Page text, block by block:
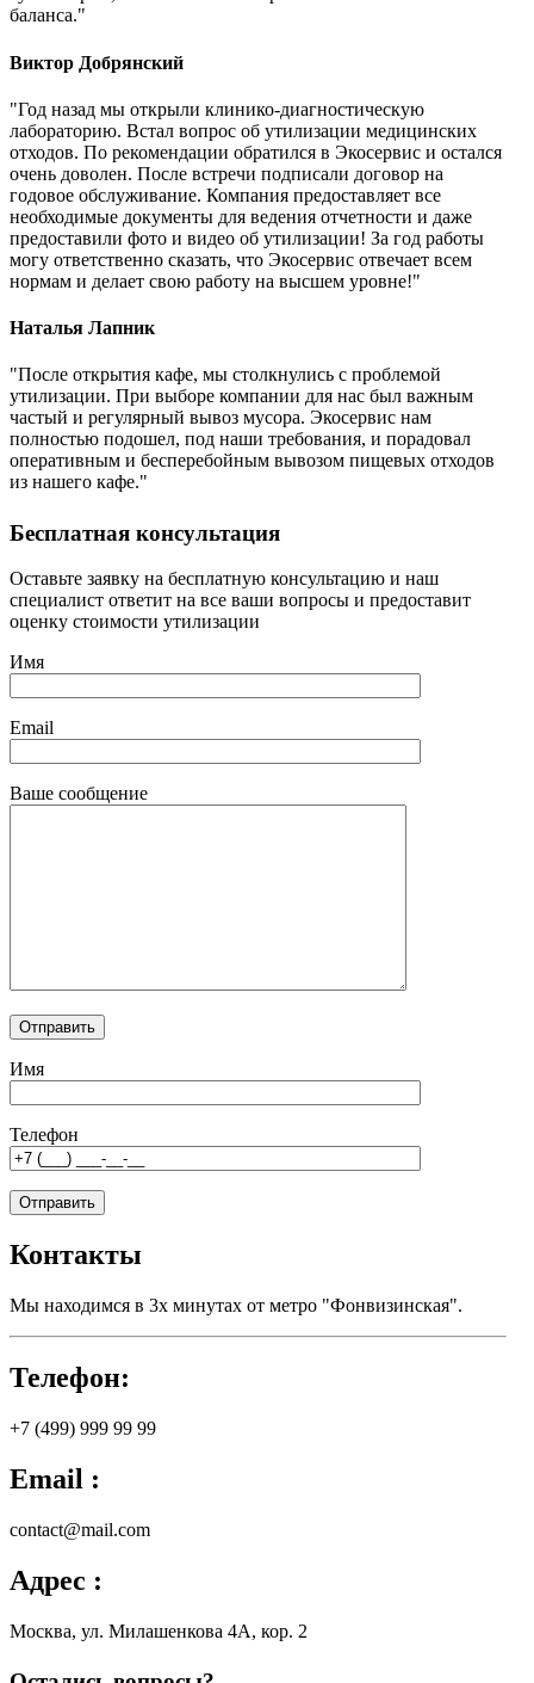
баланса."
Виктор Добрянский
"Год назад мы открыли клинико-диагностическую
лабораторию. Встал вопрос об утилизации медицинских
отходов. По рекомендации обратился в Экосервис и остался
очень доволен. После встречи подписали договор на
годовое обслуживание. Компания предоставляет все
необходимые документы для ведения отчетности и даже
предоставили фото и видео об утилизации! За год работы
могу ответственно сказать, что Экосервис отвечает всем
нормам и делает свою работу на высшем уровне!"
Наталья Лапник
"После открытия кафе, мы столкнулись с проблемой
утилизации. При выборе компании для нас был важным
частый и регулярный вывоз мусора. Экосервис нам
полностью подошел, под наши требования, и порадовал
оперативным и бесперебойным вывозом пищевых отходов
из нашего кафе."
Бесплатная консультация
Оставьте заявку на бесплатную консультацию и наш
специалист ответит на все ваши вопросы и предоставит
оценку стоимости утилизации
Имя
Email
Ваше сообщение
Имя
Телефон
Контакты
Мы находимся в 3х минутах от метро "Фонвизинская".
Телефон:
+7 (499) 999 99 99
Email :
contact@mail.com
Адрес :
Москва, ул. Милашенкова 4А, кор. 2